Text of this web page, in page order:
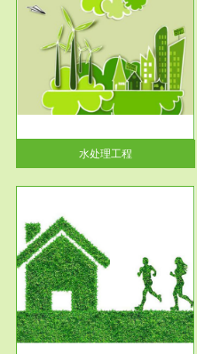
水处理工程
服务范围
园区环保管家
2016 年 4 月，环保部下发《关
于积极发挥环境保护作用促进供
给侧结...
服务范围
固体危险废物处理
固体废物解释：固体废物是指人
们在生产建设、日常生活和其他